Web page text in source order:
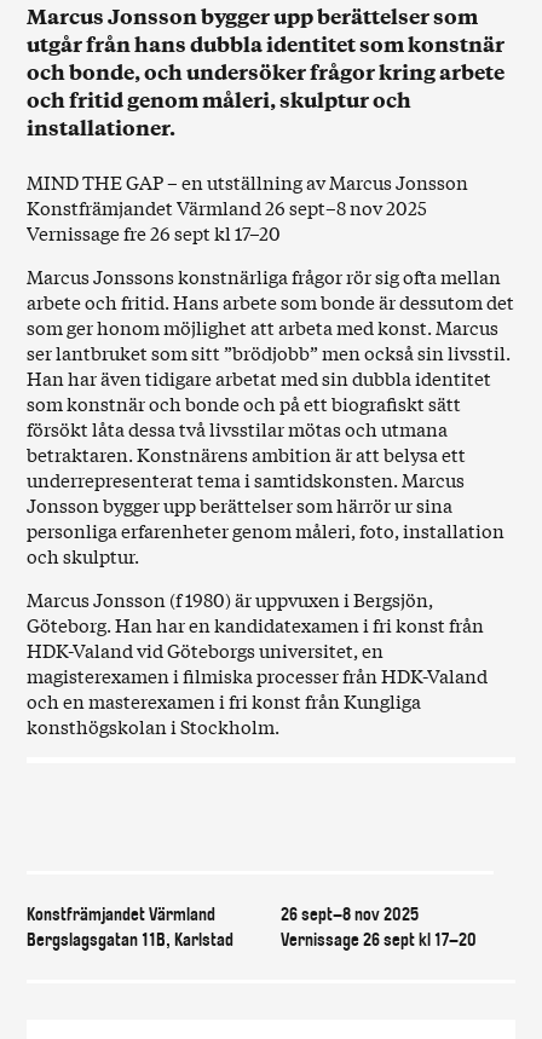
Konstfrämjandet Värmland
Bergslagsgatan 11B, Karlstad
26 sept–8 nov 2025
Vernissage 26 sept kl 17–20
Marcus Jonsson bygger upp berättelser som
utgår från hans dubbla identitet som konstnär
och bonde, och undersöker frågor kring arbete
och fritid genom måleri, skulptur och
installationer.
MIND THE GAP – en utställning av Marcus Jonsson
Konstfrämjandet Värmland 26 sept–8 nov 2025
Vernissage fre 26 sept kl 17–20
Marcus Jonssons konstnärliga frågor rör sig ofta mellan
arbete och fritid. Hans arbete som bonde är dessutom det
som ger honom möjlighet att arbeta med konst. Marcus
ser lantbruket som sitt ”brödjobb” men också sin livsstil.
Han har även tidigare arbetat med sin dubbla identitet
som konstnär och bonde och på ett biografiskt sätt
försökt låta dessa två livsstilar mötas och utmana
betraktaren. Konstnärens ambition är att belysa ett
underrepresenterat tema i samtidskonsten. Marcus
Jonsson bygger upp berättelser som härrör ur sina
personliga erfarenheter genom måleri, foto, installation
och skulptur.
Marcus Jonsson (f 1980) är uppvuxen i Bergsjön,
Göteborg. Han har en kandidatexamen i fri konst från
HDK-Valand vid Göteborgs universitet, en
magisterexamen i filmiska processer från HDK-Valand
och en masterexamen i fri konst från Kungliga
konsthögskolan i Stockholm.